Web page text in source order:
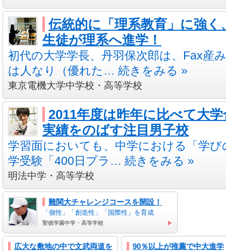
伝統的に「理系教育」に強
生徒が理系へ進学！
初代の大学学長、丹羽保次郎は、Fax産
は人なり（優れた… 続きをみる »
東京電機大学中学校・高等学校
2011年度は昨年に比べて大
実績をのばす注目男子校
学習面においても、中学における「学
学受験「400日プラ… 続きをみる »
明法中学・高等学校
難関大チャレンジコースを開設！
「個性」「創造性」「国際性」を育成
聖徳学園中学・高等学校
広大な敷地の中で文武両道を 90％以上が推薦で中大進学